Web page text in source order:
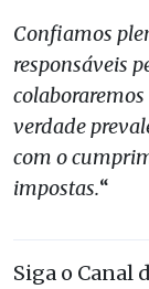
Confiamos
responsáveis
verdade
com o
impostas.“
Siga o Canal